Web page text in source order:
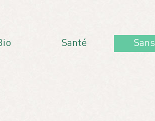
Santé Sans